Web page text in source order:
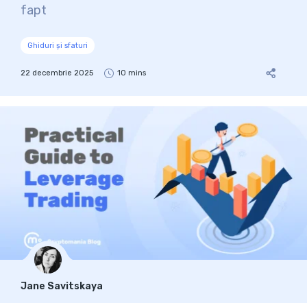
fapt
Ghiduri și sfaturi
22 decembrie 2025 10 mins
Jane Savitskaya